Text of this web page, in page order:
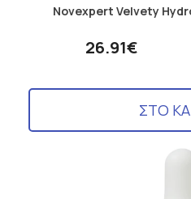
Novexpert Velvety
26.91€
ΣΤΟ